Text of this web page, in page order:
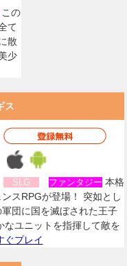
この
て
散
少
ス
SLG ファンタジー 本格
スRPGが登場！ 突如とし
団に国を滅ぼされた王子
なユニットを指揮して敵を
ぐプレイ